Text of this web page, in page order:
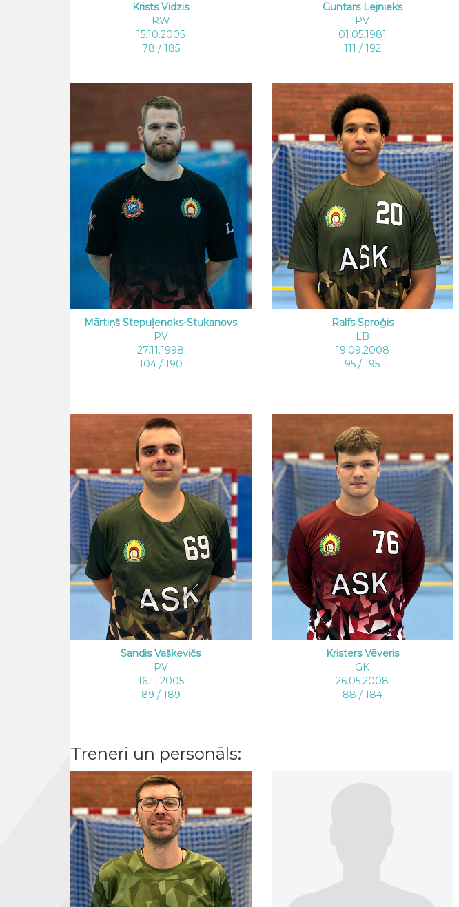
Krists Vidzis
RW
15.10.2005
78 / 185
Guntars Lejnieks
PV
01.05.1981
111 / 192
Mārtiņš Stepuļenoks-Stukanovs
PV
27.11.1998
104 / 190
Ralfs Sproģis
LB
19.09.2008
95 / 195
Sandis Vaškevičs
PV
16.11.2005
89 / 189
Kristers Vēveris
GK
26.05.2008
88 / 184
Treneri un personāls: